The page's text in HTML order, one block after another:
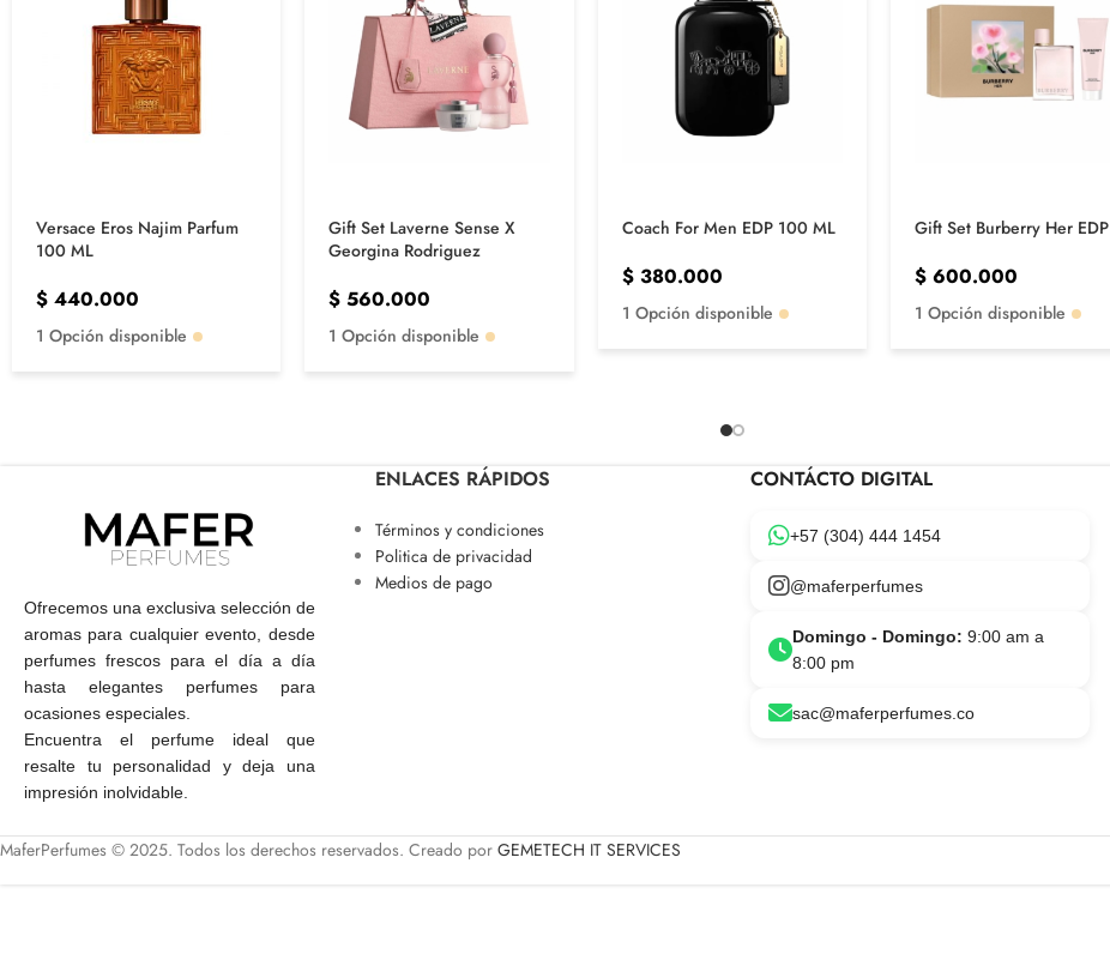
Versace Eros Najim Parfum
100 ML
$ 440.000
1 Opción disponible
Gift Set Laverne Sense X
Georgina Rodriguez
$ 560.000
1 Opción disponible
Coach For Men EDP 100 ML
$380.000
1 Opción disponible
Gift Set Burberry Her EDP
$ 600.000
1 Opción disponible
Ofrecemos una exclusiva selección de
aromas para cualquier evento, desde
perfumes frescos para el día a día
hasta elegantes perfumes para
ocasiones especiales.
Encuentra el perfume ideal que
resalte tu personalidad y deja una
impresión inolvidable.
ENLACES RÁPIDOS
Términos y condiciones
Politica de privacidad
Medios de pago
CONTÁCTO DIGITAL
+57 (304) 444 1454
@maferperfumes
Domingo - Domingo: 9:00 am a
8:00 pm
sac@maferperfumes.co
MaferPerfumes © 2025. Todos los derechos reservados. Creado por GEMETECH IT SERVICES